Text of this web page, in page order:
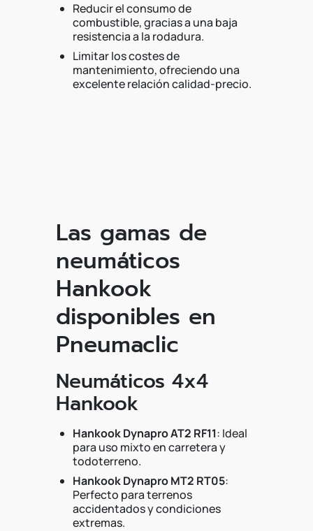
Reducir el consumo de
combustible, gracias a una baja
resistencia a la rodadura.
Limitar los costes de
mantenimiento, ofreciendo una
excelente relación calidad-precio.
Las gamas de
neumáticos
Hankook
disponibles en
Pneumaclic
Neumáticos 4x4
Hankook
Hankook Dynapro AT2 RF11: Ideal
para uso mixto en carretera y
todoterreno.
Hankook Dynapro MT2 RT05:
Perfecto para terrenos
accidentados y condiciones
extremas.